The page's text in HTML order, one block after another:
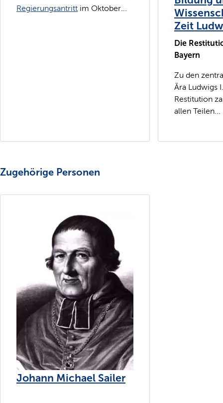
Regierungsantritt im Oktober...
Zeit
Die
Bayern
Zu den
Ära Ludwigs
Restitution
allen Teilen...
Zugehörige Personen
Johann Michael Sailer